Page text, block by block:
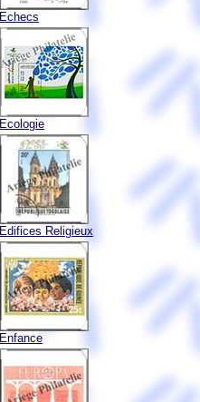
Echecs
Ecologie
Edifices Religieux
Enfance